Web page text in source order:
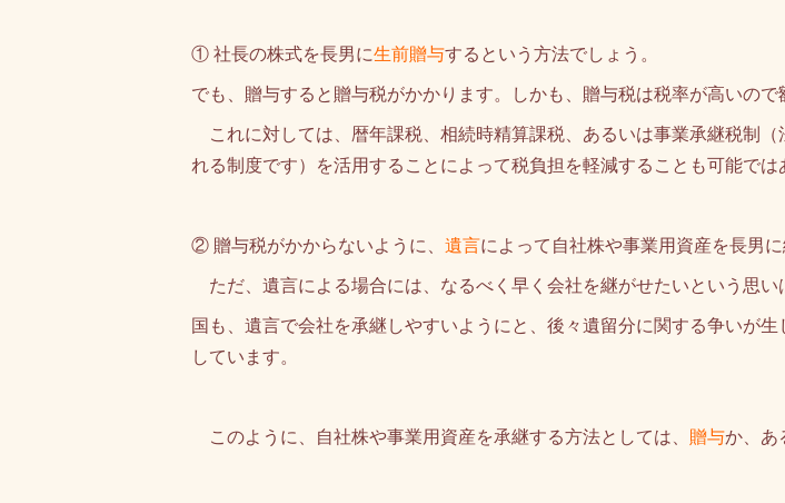
① 社長の株式を長男に生前贈与するという方法でしょう。
でも、贈与すると贈与税がかかります。しかも、贈与税は税率が高いので
これに対しては、暦年課税、相続時精算課税、あるいは事業承継税制
れる制度です）を活用することによって税負担を軽減することも可能では
② 贈与税がかからないように、 遺言によって自社株や事業用資産を長男
ただ、遺言による場合には、なるべく早く会社を継がせたいという思い
国も、遺言で会社を承継しやすいようにと、後々遺留分に関する争いが
しています。
このように、自社株や事業用資産を承継する方法としては、 贈与か、あ